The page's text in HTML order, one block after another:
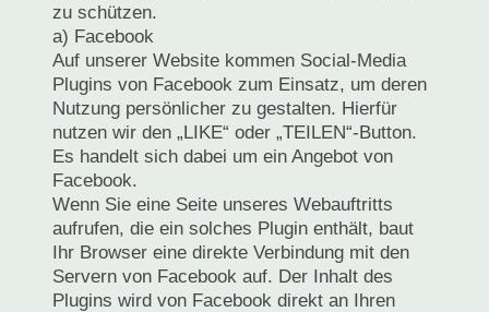
zu schützen.
a) Facebook
Auf unserer Website kommen Social-Media
Plugins von Facebook zum Einsatz, um deren
Nutzung persönlicher zu gestalten. Hierfür
nutzen wir den „LIKE“ oder „TEILEN“-Button.
Es handelt sich dabei um ein Angebot von
Facebook.
Wenn Sie eine Seite unseres Webauftritts
aufrufen, die ein solches Plugin enthält, baut
Ihr Browser eine direkte Verbindung mit den
Servern von Facebook auf. Der Inhalt des
Plugins wird von Facebook direkt an Ihren